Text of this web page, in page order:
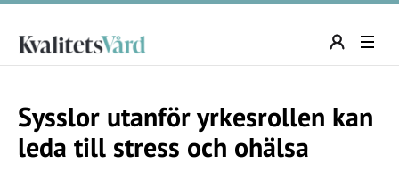
Sysslor utanför yrkesrollen kan
leda till stress och ohälsa